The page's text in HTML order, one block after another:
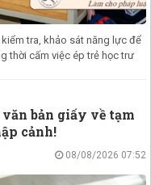
tra, khảo sát năng lực để
thời cấm việc ép trẻ học trư
bản giấy về tạm
cảnh!
08/08/2026 07:52